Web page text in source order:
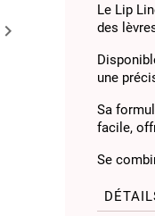

Le Lip
des
une
Sa
facile,
Se